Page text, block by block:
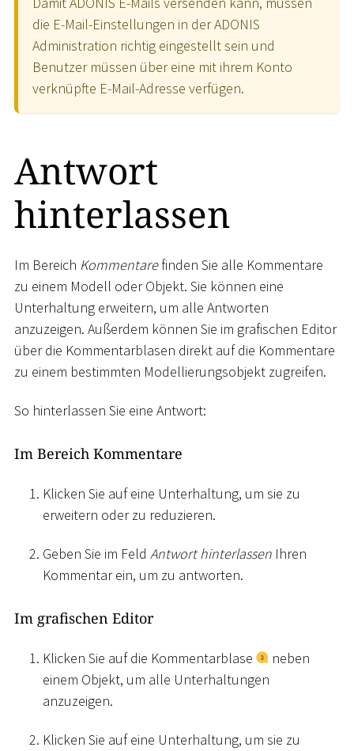
die E-Mail-Einstellungen in der ADONIS
Administration richtig eingestellt sein und
Benutzer müssen über eine mit ihrem Konto
verknüpfte E-Mail-Adresse verfügen.
Antwort
hinterlassen
Im Bereich Kommentarefinden Sie alle Kommentare
zu einem Modell oder Objekt. Sie können eine
Unterhaltung erweitern, um alle Antworten
anzuzeigen. Außerdem können Sie im grafischen Editor
über die Kommentarblasen direkt auf die Kommentare
zu einem bestimmten Modellierungsobjekt zugreifen.
So hinterlassen Sie eine Antwort:
Im Bereich Kommentare
Klicken Sie auf eine Unterhaltung, um sie zu
erweitern oder zu reduzieren.
Geben Sie im Feld Antwort hinterlassen Ihren
Kommentar ein, um zu antworten.
Im grafischen Editor
Klicken Sie auf die Kommentarblase
neben
einem Objekt, um alle Unterhaltungen
anzuzeigen.
Klicken Sie auf eine Unterhaltung, um sie zu